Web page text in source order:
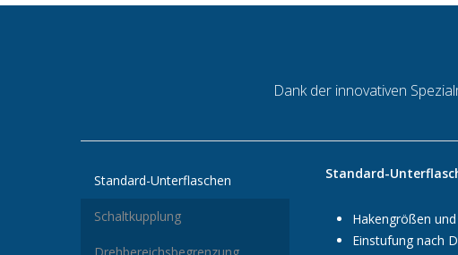
Dank der innovativen
Standard-Unterflaschen
Schaltkupplung
Standard-
Hakengrößen
Einstufung nach